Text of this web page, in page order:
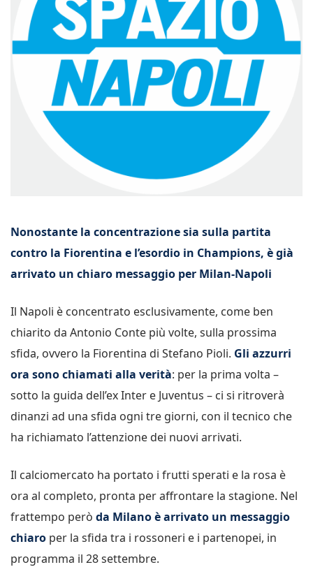
Nonostante la concentrazione sia sulla partita
contro la Fiorentina e l’esordio in Champions, è già
arrivato un chiaro messaggio per Milan-Napoli
Il Napoli è concentrato esclusivamente, come ben
chiarito da Antonio Conte più volte, sulla prossima
sfida, ovvero la Fiorentina di Stefano Pioli. Gli azzurri
ora sono chiamati alla verità: per la prima volta –
sotto la guida dell’ex Inter e Juventus – ci si ritroverà
dinanzi ad una sfida ogni tre giorni, con il tecnico che
ha richiamato l’attenzione dei nuovi arrivati.
Il calciomercato ha portato i frutti sperati e la rosa è
ora al completo, pronta per affrontare la stagione. Nel
frattempo però da Milano è arrivato un messaggio
chiaro per la sfida tra i rossoneri e i partenopei, in
programma il 28 settembre.